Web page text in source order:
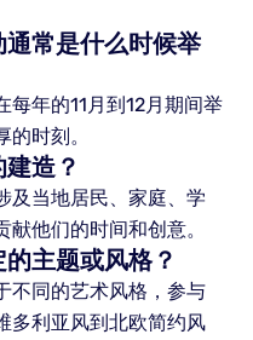
常是什么时候举
年的11月到12月期间举
时刻。
造？
及当地居民、家庭、学
他们的时间和创意。
主题或风格？
不同的艺术风格，参与
多利亚风到北欧简约风